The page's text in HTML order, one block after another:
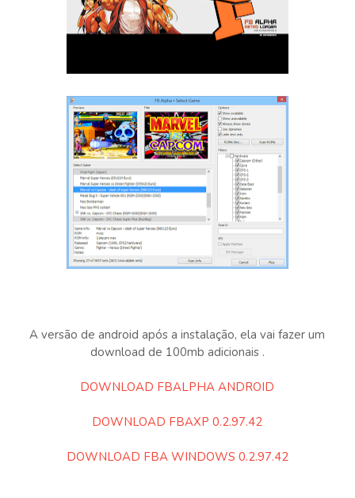
A versão de android após a instalação, ela vai fazer um
download de 100mb adicionais .
DOWNLOAD FBALPHA ANDROID
DOWNLOAD FBAXP 0.2.97.42
DOWNLOAD FBA WINDOWS 0.2.97.42